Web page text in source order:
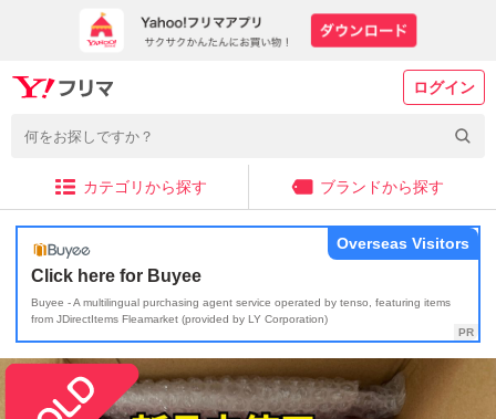
ログイン
カテゴリから探す ブランドから探す
Click here for Buyee
Buyee - A multilingual purchasing agent service operated by tenso, featuring items
from JDirectItems Fleamarket (provided by LY Corporation)
Overseas Visitors